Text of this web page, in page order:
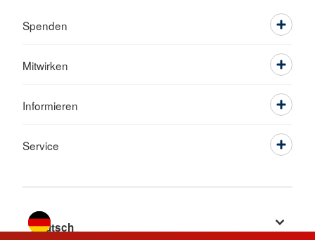
Spenden
Mitwirken
Informieren
Service
Sprache wechseln zu